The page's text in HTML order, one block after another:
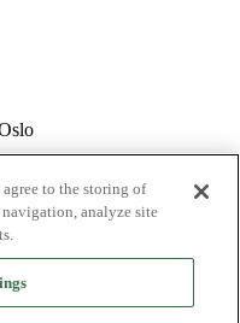
to the storing of
analyze site